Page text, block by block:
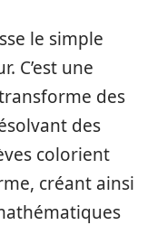
le simple
C’est une
des
des
colorient
créant ainsi